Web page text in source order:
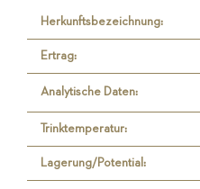
Herkunftsbezeichnung:
Ertrag:
Analytische Daten:
Trinktemperatur:
Lagerung/Potential: